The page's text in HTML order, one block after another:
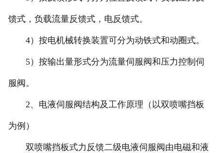
北京柱塞泵维修
北京国产品牌伺服阀维修
馈式，负载流量反馈式，电反馈式。
4）按电机械转换装置可分为动铁式和动圈式。
5）按输出量形式分为流量伺服阀和压力控制伺
服阀。
2、电液伺服阀结构及工作原理（以双喷嘴挡板
为例）
双喷嘴挡板式力反馈二级电液伺服阀由电磁和液